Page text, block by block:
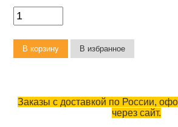
Заказы с доставкой по России,
через сайт.